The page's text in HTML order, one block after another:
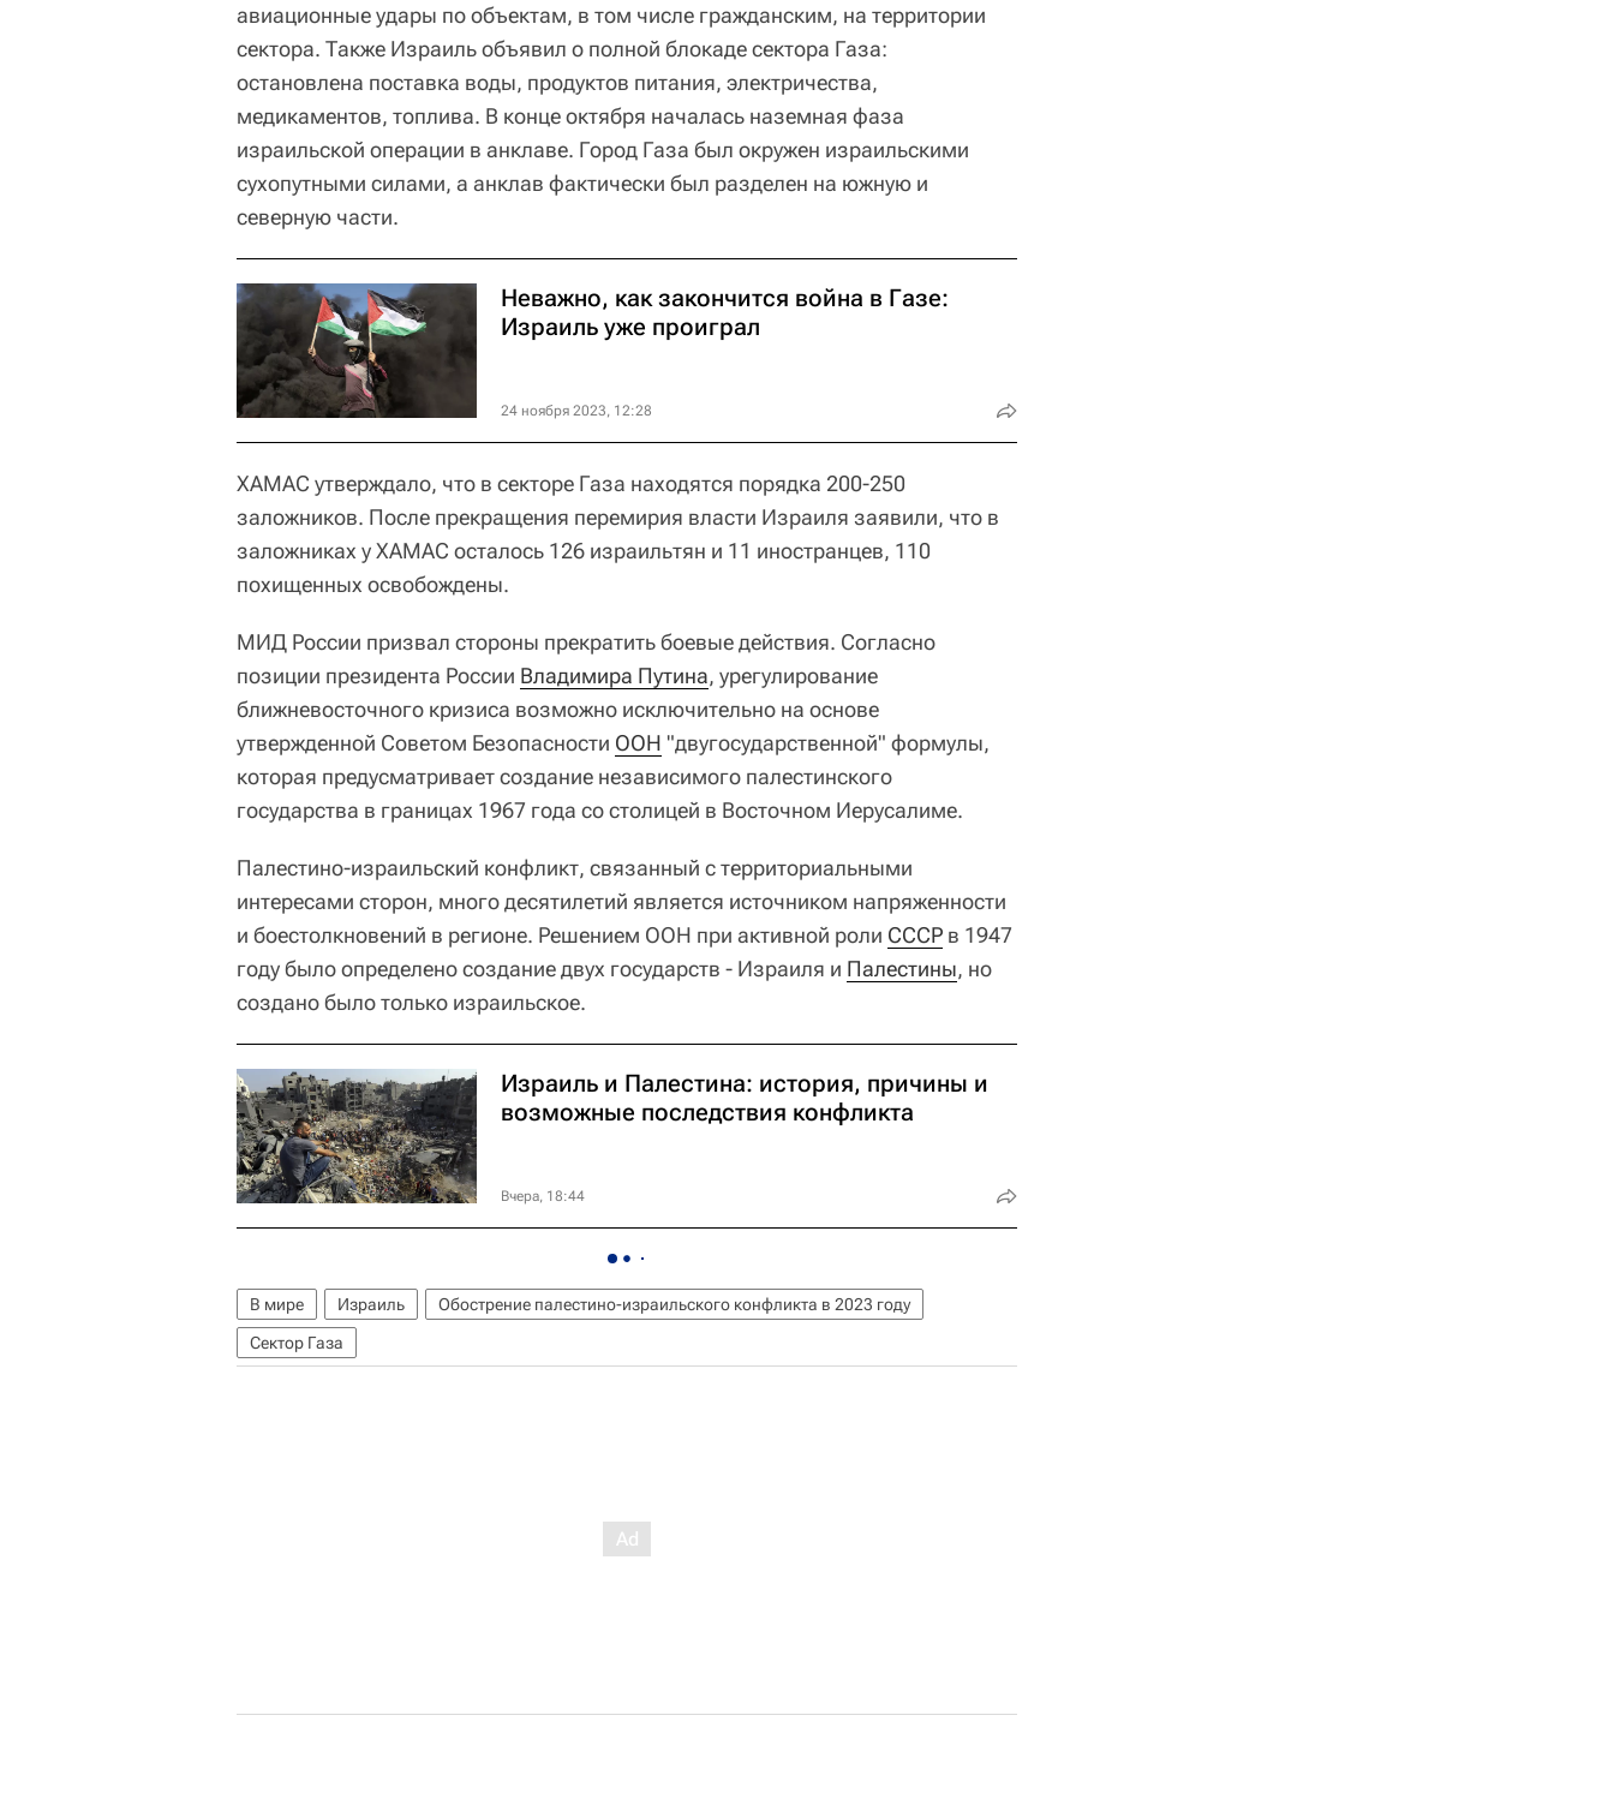
авиационные удары по объектам, в том числе гражданским, на территории
сектора. Также Израиль объявил о полной блокаде сектора Газа:
остановлена поставка воды, продуктов питания, электричества,
медикаментов, топлива. В конце октября началась наземная фаза
израильской операции в анклаве. Город Газа был окружен израильскими
сухопутными силами, а анклав фактически был разделен на южную и
северную части.
Неважно, как закончится война в Газе:
Израиль уже проиграл
24 ноября 2023, 12:28
ХАМАС утверждало, что в секторе Газа находятся порядка 200-250
заложников. После прекращения перемирия власти Израиля заявили, что в
заложниках у ХАМАС осталось 126 израильтян и 11 иностранцев, 110
похищенных освобождены.
МИД России призвал стороны прекратить боевые действия. Согласно
позиции президента России Владимира Путина, урегулирование
ближневосточного кризиса возможно исключительно на основе
утвержденной Советом Безопасности ООН "двугосударственной" формулы,
которая предусматривает создание независимого палестинского
государства в границах 1967 года со столицей в Восточном Иерусалиме.
Палестино-израильский конфликт, связанный с территориальными
интересами сторон, много десятилетий является источником напряженности
и боестолкновений в регионе. Решением ООН при активной роли СССР в 1947
году было определено создание двух государств - Израиля и Палестины, но
создано было только израильское.
Израиль и Палестина: история, причины и
возможные последствия конфликта
Вчера, 18:44
В мире Израиль
Обострение палестино-израильского конфликта в 2023 году
Сектор Газа